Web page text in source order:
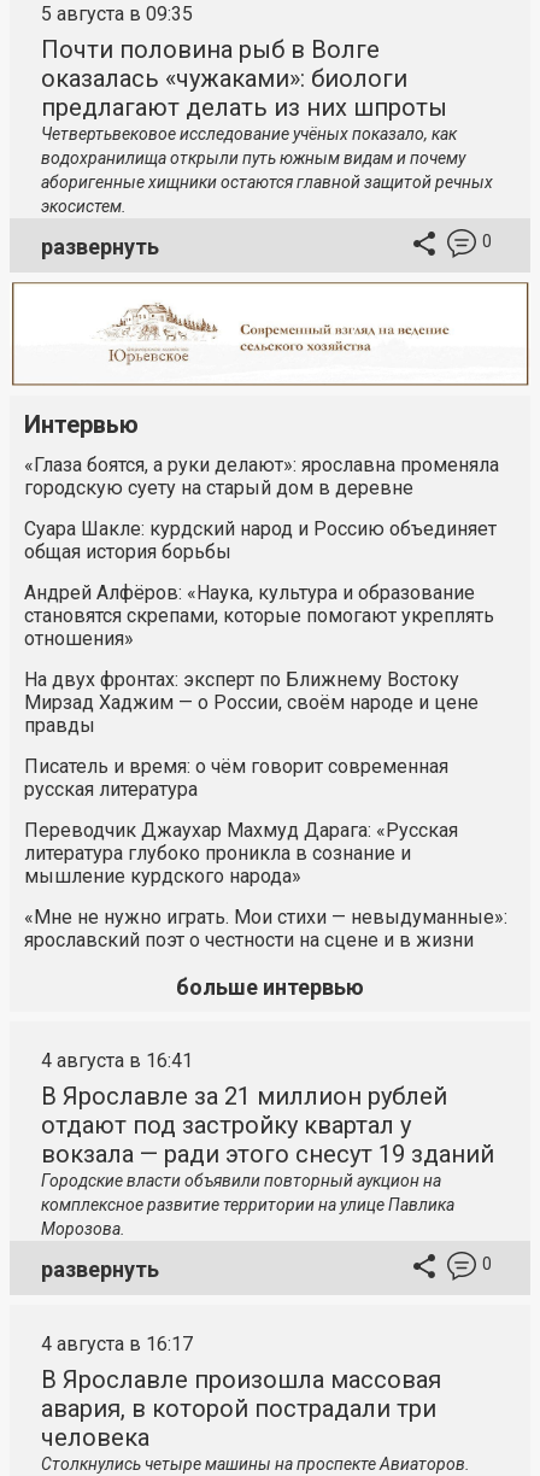
5 августа в 09:35
Почти половина рыб в Волге
оказалась «чужаками»: биологи
предлагают делать из них шпроты
Четвертьвековое исследование учёных показало, как
водохранилища открыли путь южным видам и почему
аборигенные хищники остаются главной защитой речных
экосистем.
развернуть 0
Интервью
«Глаза боятся, а руки делают»: ярославна променяла
городскую суету на старый дом в деревне
Суара Шакле: курдский народ и Россию объединяет
общая история борьбы
Андрей Алфёров: «Наука, культура и образование
становятся скрепами, которые помогают укреплять
отношения»
На двух фронтах: эксперт по Ближнему Востоку
Мирзад Хаджим — о России, своём народе и цене
правды
Писатель и время: о чём говорит современная
русская литература
Переводчик Джаухар Махмуд Дарага: «Русская
литература глубоко проникла в сознание и
мышление курдского народа»
«Мне не нужно играть. Мои стихи — невыдуманные»:
ярославский поэт о честности на сцене и в жизни
больше интервью
4 августа в 16:41
В Ярославле за 21 миллион рублей
отдают под застройку квартал у
вокзала — ради этого снесут 19 зданий
Городские власти объявили повторный аукцион на
комплексное развитие территории на улице Павлика
Морозова.
развернуть 0
4 августа в 16:17
В Ярославле произошла массовая
авария, в которой пострадали три
человека
Столкнулись четыре машины на проспекте Авиаторов.